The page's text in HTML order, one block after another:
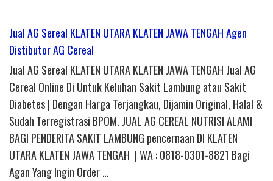
Jual AG Sereal KLATEN UTARA KLATEN JAWA TENGAH Agen
Distibutor AG Cereal
Jual AG Sereal KLATEN UTARA KLATEN JAWA TENGAH Jual AG
Cereal Online Di Untuk Keluhan Sakit Lambung atau Sakit
Diabetes | Dengan Harga Terjangkau, Dijamin Original, Halal &
Sudah Terregistrasi BPOM. JUAL AG CEREAL NUTRISI ALAMI
BAGI PENDERITA SAKIT LAMBUNG pencernaan DI KLATEN
UTARA KLATEN JAWA TENGAH | WA : 0818-0301-8821 Bagi
Agan Yang Ingin Order …